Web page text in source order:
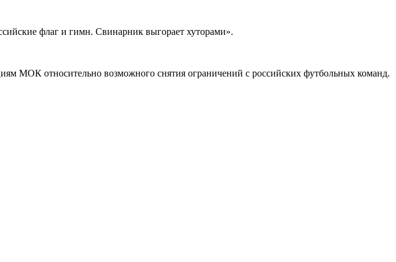
флаг и гимн. Свинарник выгорает хуторами».
МОК относительно возможного снятия ограничений с российских футбольных команд.